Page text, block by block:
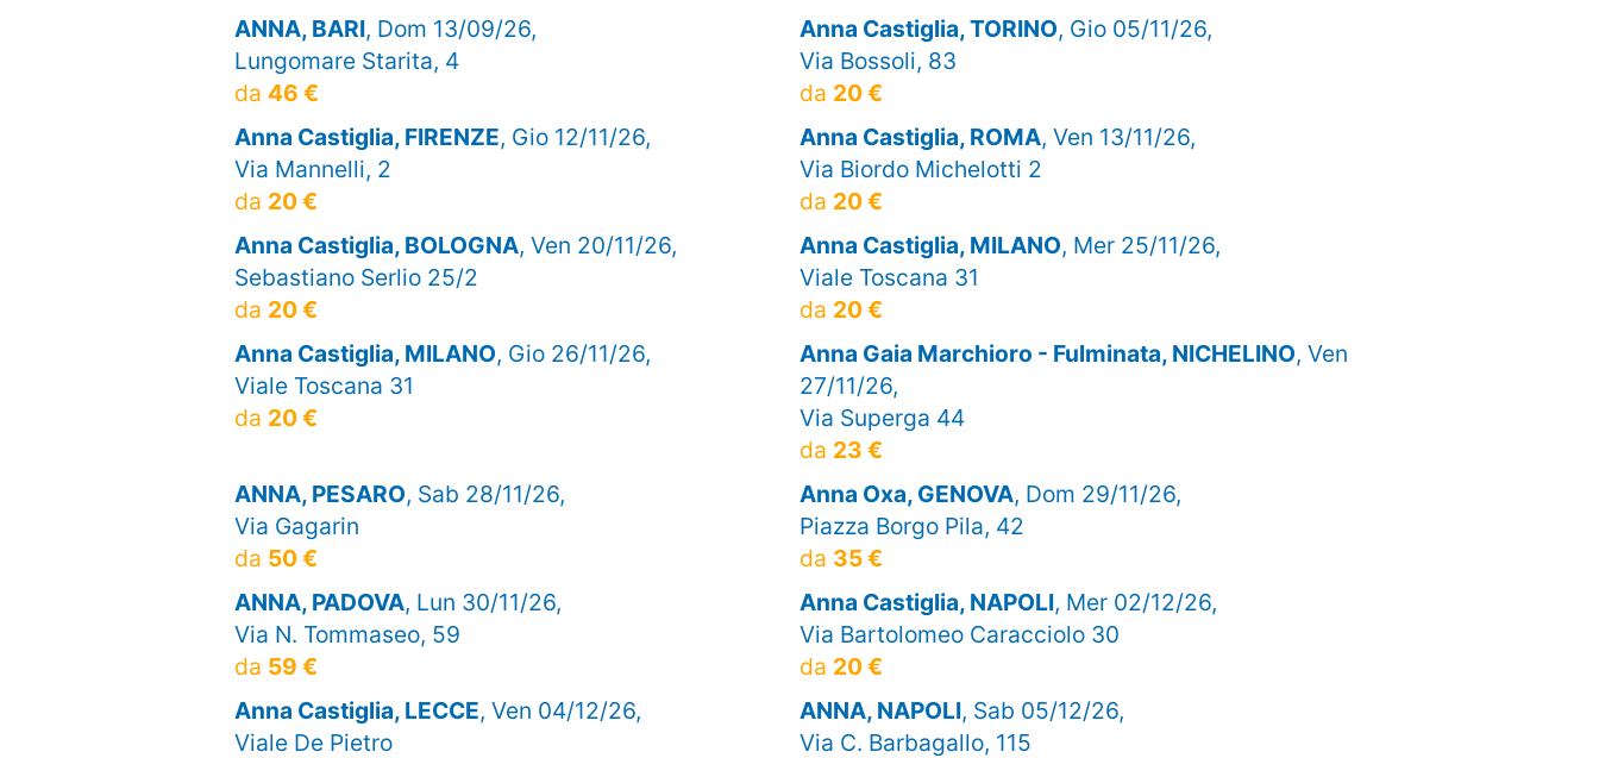
ANNA, BARI, Dom 13/09/26,
Lungomare Starita, 4
da 46 €
Anna Castiglia, TORINO, Gio 05/11/26,
Via Bossoli, 83
da 20 €
Anna Castiglia, FIRENZE, Gio 12/11/26,
Via Mannelli, 2
da 20 €
Anna Castiglia, ROMA, Ven 13/11/26,
Via Biordo Michelotti 2
da 20 €
Anna Castiglia, BOLOGNA, Ven 20/11/26,
Sebastiano Serlio 25/2
da 20 €
Anna Castiglia, MILANO, Mer 25/11/26,
Viale Toscana 31
da 20 €
Anna Castiglia, MILANO, Gio 26/11/26,
Viale Toscana 31
da 20 €
Anna Gaia Marchioro - Fulminata, NICHELINO, Ven
27/11/26,
Via Superga 44
da 23 €
ANNA, PESARO, Sab 28/11/26,
Via Gagarin
da 50 €
Anna Oxa, GENOVA, Dom 29/11/26,
Piazza Borgo Pila, 42
da 35 €
ANNA, PADOVA, Lun 30/11/26,
Via N. Tommaseo, 59
da 59 €
Anna Castiglia, NAPOLI, Mer 02/12/26,
Via Bartolomeo Caracciolo 30
da 20 €
Anna Castiglia, LECCE, Ven 04/12/26,
Viale De Pietro
ANNA, NAPOLI, Sab 05/12/26,
Via C. Barbagallo, 115